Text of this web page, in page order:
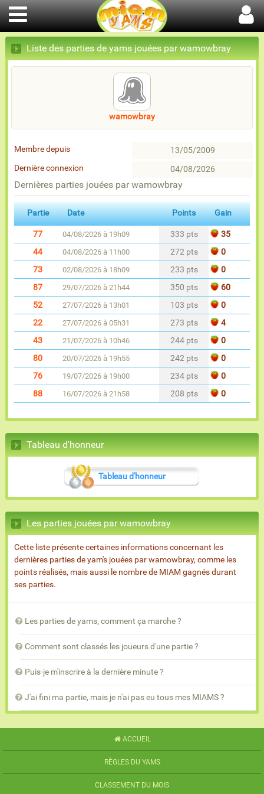
Liste des parties de yams jouées par wamowbray
wamowbray
Membre depuis
13/05/2009
Dernière connexion
04/08/2026
Dernières parties jouées par wamowbray
Partie Date Points Gain
77 04/08/2026 à 19h09 333 pts
35
44
04/08/2026 à 11h00 272 pts
0
73
02/08/2026 à 18h09 233 pts
0
87
29/07/2026 à 21h44 350 pts
60
52
27/07/2026 à 13h01 103 pts
0
22
27/07/2026 à 05h31 273 pts
4
43
21/07/2026 à 10h46 244 pts
0
80
20/07/2026 à 19h55 242 pts
0
76
19/07/2026 à 19h00 234 pts
0
88
16/07/2026 à 21h58 208 pts 0
Tableau d'honneur
Tableau d'honneur
Les parties jouées par wamowbray
Cette liste présente certaines informations concernant les
dernières parties de yam's jouées par wamowbray, comme les
points réalisés, mais aussi le nombre de MIAM gagnés durant
ses parties.
Les parties de yams, comment ça marche ?
Comment sont classés les joueurs d'une partie ?
Puis-je m'inscrire à la dernière minute ?
J'ai fini ma partie, mais je n'ai pas eu tous mes MIAMS ?
ACCUEIL
RÈGLES DU YAMS
CLASSEMENT DU MOIS